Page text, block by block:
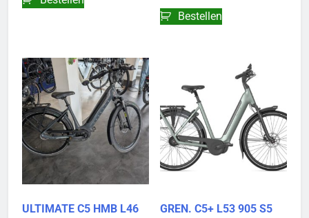
Bestellen
ULTIMATE C5 HMB L46
GREN. C5+ L53 905 S5